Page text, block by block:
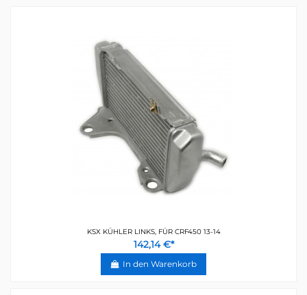
KSX KÜHLER LINKS, FÜR CRF450 13-14
142,14 €*
In den Warenkorb